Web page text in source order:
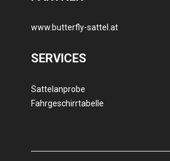
www.butterfly-sattel.at
SERVICES
Sattelanprobe
Fahrgeschirrtabelle